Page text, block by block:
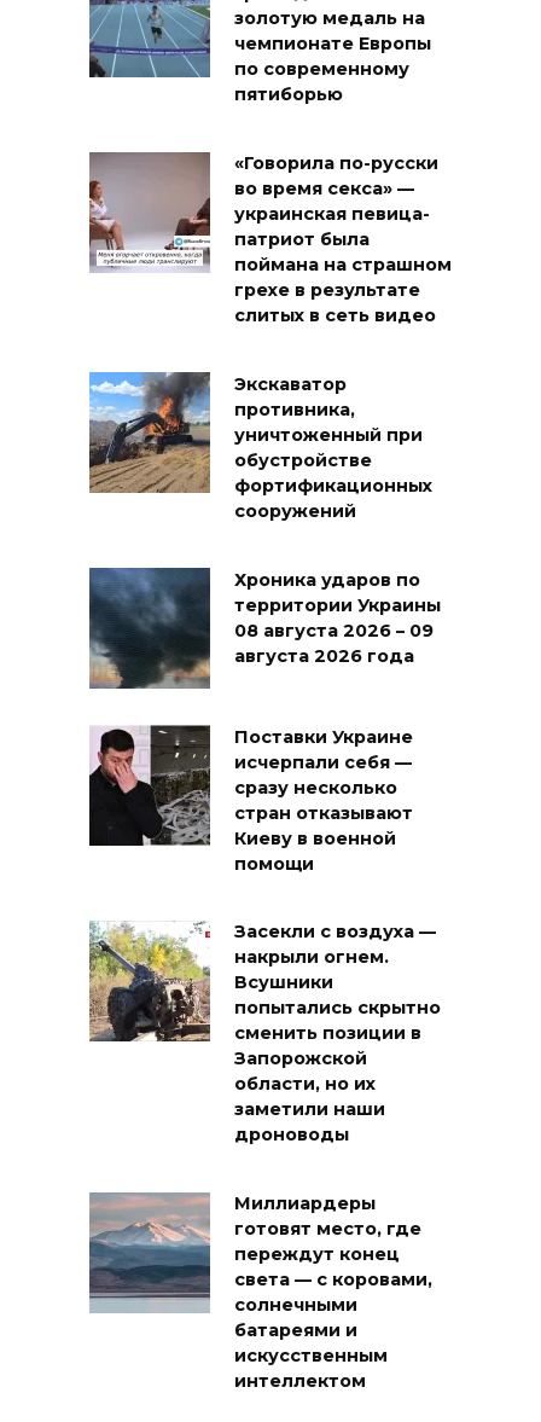
золотую медаль на
чемпионате Европы
по современному
пятиборью
«Говорила по-русски
во время секса» —
украинская певица-
патриот была
поймана на страшном
грехе в результате
слитых в сеть видео
Экскаватор
противника,
уничтоженный при
обустройстве
фортификационных
сооружений
Хроника ударов по
территории Украины
08 августа 2026 – 09
августа 2026 года
Поставки Украине
исчерпали себя —
сразу несколько
стран отказывают
Киеву в военной
помощи
Засекли с воздуха —
накрыли огнем.
Всушники
попытались скрытно
сменить позиции в
Запорожской
области, но их
заметили наши
дроноводы
Миллиардеры
готовят место, где
переждут конец
света — с коровами,
солнечными
батареями и
искусственным
интеллектом